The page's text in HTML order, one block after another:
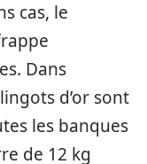
cas, le
Dans
d’or sont
les banques
de 12 kg